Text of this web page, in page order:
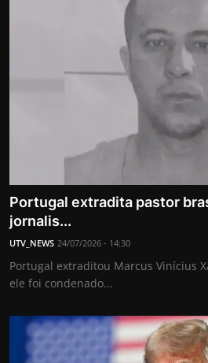
Portugal extradita pastor
jornalis...
UTV_NEWS 24/07/2026 - 14:30
Portugal extraditou Marcus Vinícius
ele foi condenado...